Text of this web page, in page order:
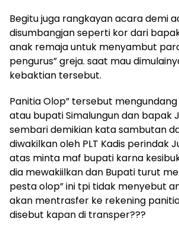
Begitu juga rangkayan acara demi
disumbangjan seperti kor dari
anak remaja untuk menyambut
pengurus” greja. saat mau
kebaktian tersebut.
Panitia Olop” tersebut
atau bupati Simalungun dan bapak
sembari demikian kata sambutan
diwakilkan oleh PLT Kadis perindak
atas minta maf bupati karna
dia mewakiilkan dan Bupati turut
pesta olop” ini tpi tidak menyebut
akan mentrasfer ke rekening
disebut kapan di transper???